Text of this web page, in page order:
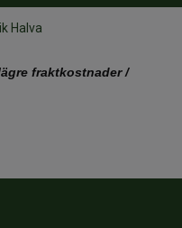
Halva
fraktkostnader /